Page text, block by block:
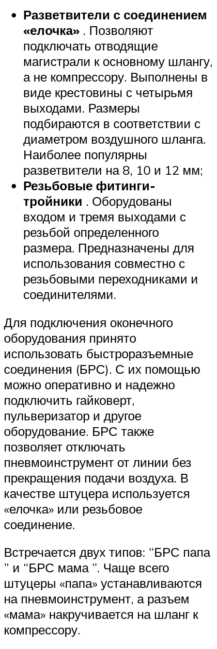
Разветвители с соединением
«елочка» . Позволяют
подключать отводящие
магистрали к основному шлангу,
а не компрессору. Выполнены в
виде крестовины с четырьмя
выходами. Размеры
подбираются в соответствии с
диаметром воздушного шланга.
Наиболее популярны
разветвители на 8, 10 и 12 мм;
Резьбовые фитинги-
тройники . Оборудованы
входом и тремя выходами с
резьбой определенного
размера. Предназначены для
использования совместно с
резьбовыми переходниками и
соединителями.
Для подключения оконечного
оборудования принято
использовать быстроразъемные
соединения (БРС). С их помощью
можно оперативно и надежно
подключить гайковерт,
пульверизатор и другое
оборудование. БРС также
позволяет отключать
пневмоинструмент от линии без
прекращения подачи воздуха. В
качестве штуцера используется
«елочка» или резьбовое
соединение.
Встречается двух типов: “БРС папа
” и “БРС мама ”. Чаще всего
штуцеры «папа» устанавливаются
на пневмоинструмент, а разъем
«мама» накручивается на шланг к
компрессору.